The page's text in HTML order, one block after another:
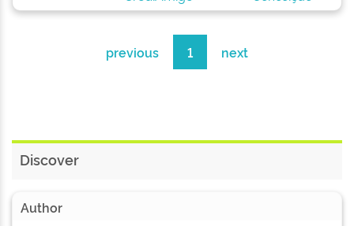
previous 1 next
Discover
Author